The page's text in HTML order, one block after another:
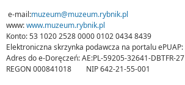
e-mail:muzeum@muzeum.rybnik.pl
www:www.muzeum.rybnik.pl
Konto: 53 1020 2528 0000 0102 0434 8439
Elektroniczna skrzynka podawcza na portalu ePUAP:
Adres do e-Doręczeń: AE:PL-59205-32641-DBTFR-27
REGON 000841018 NIP 642-21-55-001